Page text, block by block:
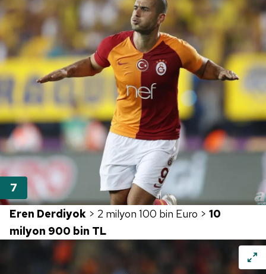
Eren Derdiyok > 2 milyon 100 bin Euro > 10
milyon 900 bin TL